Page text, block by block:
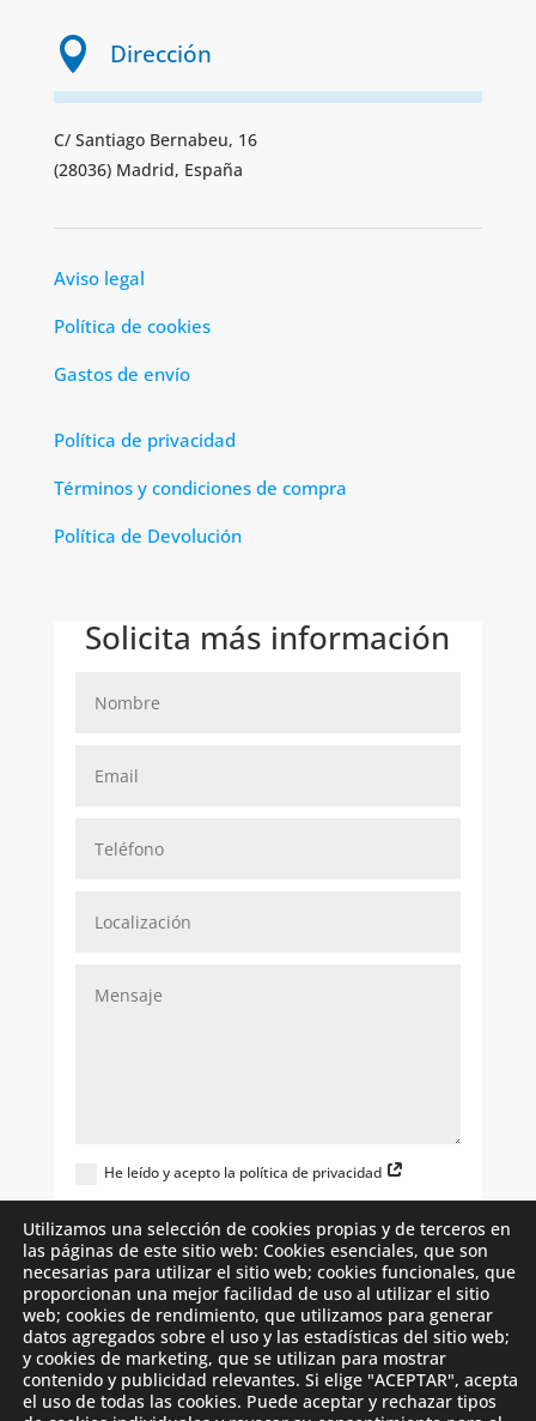
 Dirección
C/ Santiago Bernabeu, 16
(28036) Madrid, España
Aviso legal
Política de cookies
Gastos de envío
Política de privacidad
Términos y condiciones de compra
Política de Devolución
Solicita más información
He leído y acepto la política de privacidad
wellisairpurificadordeaire.es
Enviar
Utilizamos una selección de cookies propias y de terceros en
las páginas de este sitio web: Cookies esenciales, que son
necesarias para utilizar el sitio web; cookies funcionales, que
proporcionan una mejor facilidad de uso al utilizar el sitio
web; cookies de rendimiento, que utilizamos para generar
datos agregados sobre el uso y las estadísticas del sitio web;
y cookies de marketing, que se utilizan para mostrar
contenido y publicidad relevantes. Si elige "ACEPTAR", acepta
el uso de todas las cookies. Puede aceptar y rechazar tipos